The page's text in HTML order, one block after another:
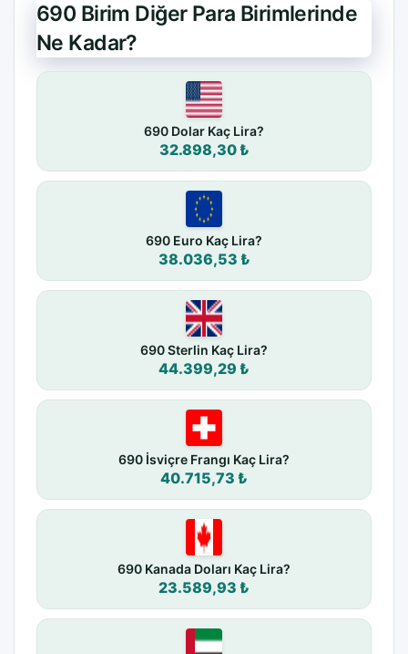
690 Birim Diğer Para Birimlerinde
Ne Kadar?
690 Dolar Kaç Lira?
32.898,30 ₺
690 Euro Kaç Lira?
38.036,53 ₺
690 Sterlin Kaç Lira?
44.399,29 ₺
690 İsviçre Frangı Kaç Lira?
40.715,73 ₺
690 Kanada Doları Kaç Lira?
23.589,93 ₺